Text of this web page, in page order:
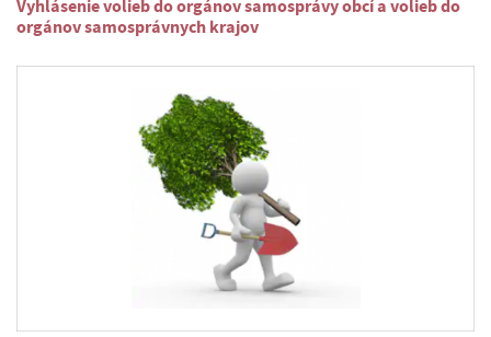
Vyhlásenie volieb do orgánov samosprávy obcí a volieb do
orgánov samosprávnych krajov